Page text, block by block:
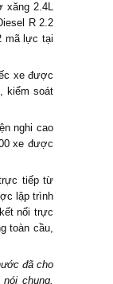
xăng 2.4L
R 2.2
mã lực tại
xe được
kiểm soát
nghi cao
xe được
tiếp từ
lập trình
nối trực
toàn cầu,
đã cho
chung.